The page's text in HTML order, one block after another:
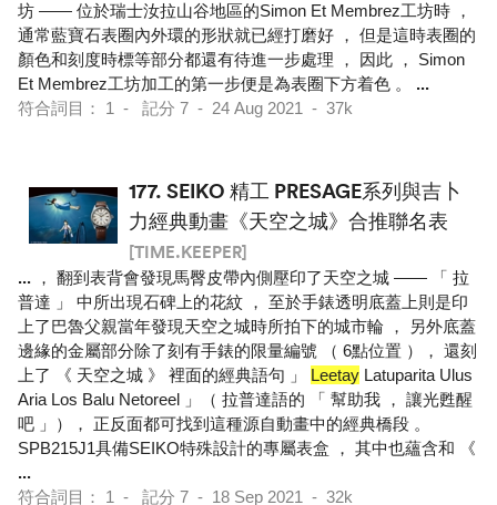
坊 —— 位於瑞士汝拉山谷地區的Simon Et Membrez工坊時 ，
通常藍寶石表圈內外環的形狀就已經打磨好 ， 但是這時表圈的
顏色和刻度時標等部分都還有待進一步處理 ， 因此 ， Simon
Et Membrez工坊加工的第一步便是為表圈下方着色 。 ...
符合詞目： 1 - 記分 7 - 24 Aug 2021 - 37k
177. SEIKO 精工 PRESAGE系列與吉卜
力經典動畫《天空之城》合推聯名表
[TIME.KEEPER]
... ， 翻到表背會發現馬臀皮帶內側壓印了天空之城 —— 「 拉
普達 」 中所出現石碑上的花紋 ， 至於手錶透明底蓋上則是印
上了巴魯父親當年發現天空之城時所拍下的城市輪 ， 另外底蓋
邊緣的金屬部分除了刻有手錶的限量編號 （ 6點位置 ）， 還刻
上了 《 天空之城 》 裡面的經典語句 」 Leetay Latuparita Ulus
Aria Los Balu Netoreel 」（ 拉普達語的 「 幫助我 ， 讓光甦醒
吧 」）， 正反面都可找到這種源自動畫中的經典橋段 。
SPB215J1具備SEIKO特殊設計的專屬表盒 ， 其中也蘊含和 《
...
符合詞目： 1 - 記分 7 - 18 Sep 2021 - 32k